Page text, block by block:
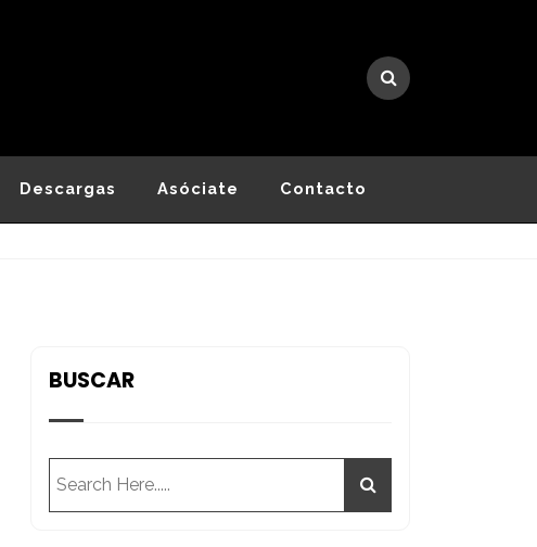
Descargas Asóciate Contacto
BUSCAR